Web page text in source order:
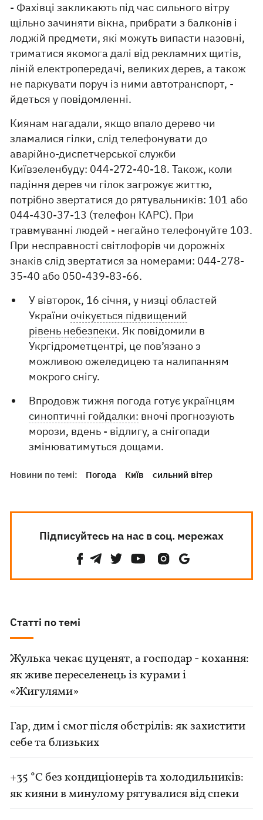
- Фахівці закликають під час сильного вітру
щільно зачиняти вікна, прибрати з балконів і
лоджій предмети, які можуть випасти назовні,
триматися якомога далі від рекламних щитів,
ліній електропередачі, великих дерев, а також
не паркувати поруч із ними автотранспорт, -
йдеться у повідомленні.
Киянам нагадали, якщо впало дерево чи
зламалися гілки, слід телефонувати до
аварійно-диспетчерської служби
Київзеленбуду: 044-272-40-18. Також, коли
падіння дерев чи гілок загрожує життю,
потрібно звертатися до рятувальників: 101 або
044-430-37-13 (телефон КАРС). При
травмуванні людей - негайно телефонуйте 103.
При несправності світлофорів чи дорожніх
знаків слід звертатися за номерами: 044-278-
35-40 або 050-439-83-66.
У вівторок, 16 січня, у низці областей
Україниочікується підвищений
рівень небезпеки. Як повідомили в
Укргідрометцентрі, це пов’язано з
можливою ожеледицею та налипанням
мокрого снігу.
Впродовж тижня погода готує українцям
синоптичні гойдалки: вночі прогнозують
морози, вдень - відлигу, а снігопади
змінюватимуться дощами.
Новини по темі: Погода Київ сильний вітер
Підписуйтесь на нас в соц. мережах
Статті по темі
Жулька чекає цуценят, а господар - кохання:
як живе переселенець із курами і
«Жигулями»
Гар, дим і смог після обстрілів: як захистити
себе та близьких
+35 °C без кондиціонерів та холодильників:
як кияни в минулому рятувалися від спеки